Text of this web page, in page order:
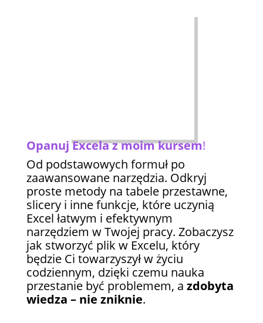
Opanuj Excela z moim kursem!
Od podstawowych formuł po
zaawansowane narzędzia. Odkryj
proste metody na tabele przestawne,
slicery i inne funkcje, które uczynią
Excel łatwym i efektywnym
narzędziem w Twojej pracy. Zobaczysz
jak stworzyć plik w Excelu, który
będzie Ci towarzyszył w życiu
codziennym, dzięki czemu nauka
przestanie być problemem, a zdobyta
wiedza – nie zniknie.